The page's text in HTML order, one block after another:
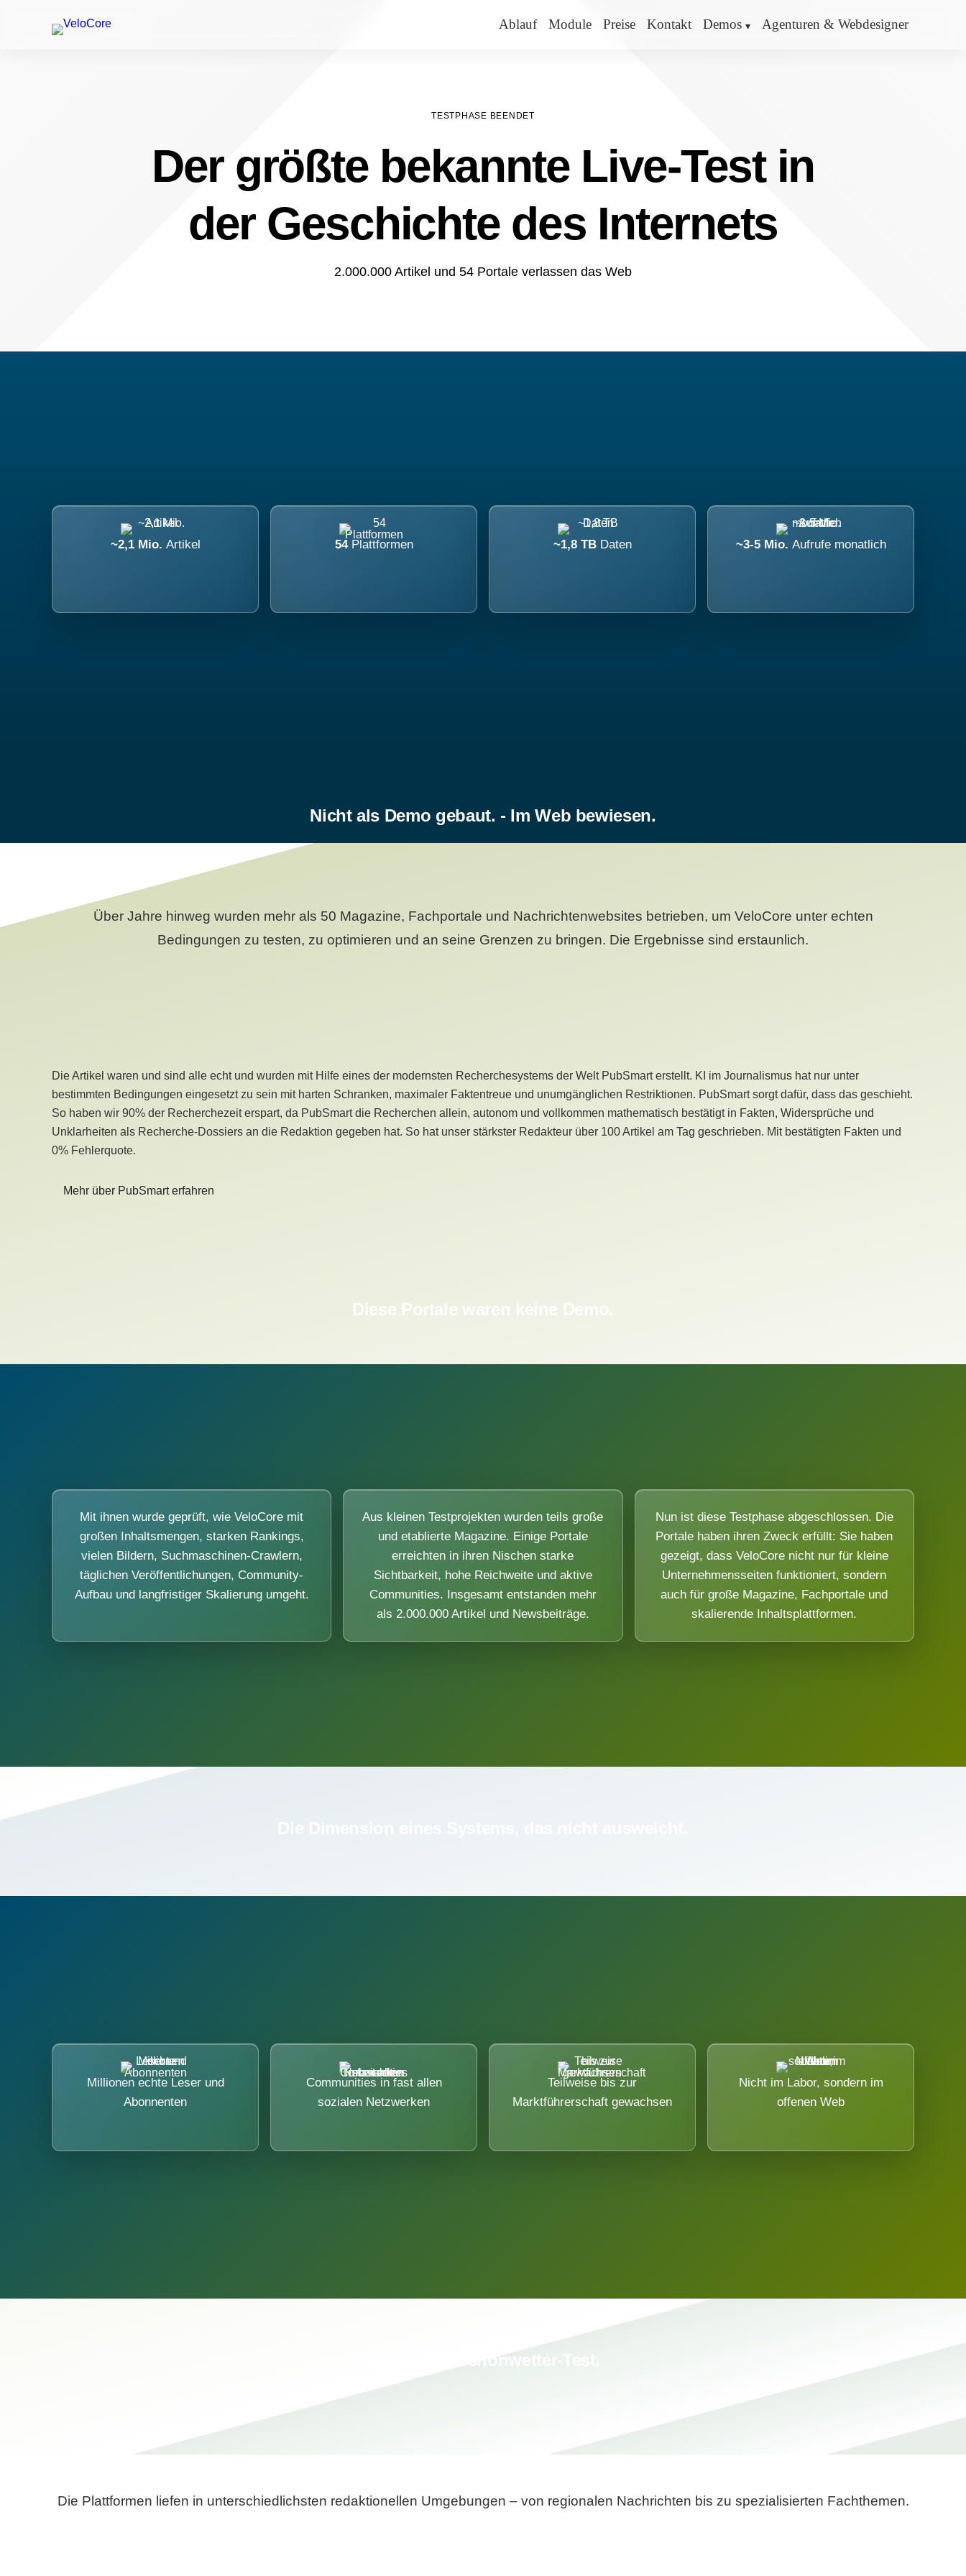
Ablauf Module Preise Kontakt Demos Agenturen & Webdesigner
TESTPHASE BEENDET
Der größte bekannte Live-Test in
der Geschichte des Internets
2.000.000 Artikel und 54 Portale verlassen das Web
~2,1 Mio. Artikel 54 Plattformen ~1,8 TB Daten ~3-5 Mio. Aufrufe monatlich
Nicht als Demo gebaut. - Im Web bewiesen.
Über Jahre hinweg wurden mehr als 50 Magazine, Fachportale und Nachrichtenwebsites betrieben, um VeloCore unter echten
Bedingungen zu testen, zu optimieren und an seine Grenzen zu bringen. Die Ergebnisse sind erstaunlich.
Die Artikel waren und sind alle echt und wurden mit Hilfe eines der modernsten Recherchesystems der Welt PubSmart erstellt. KI im Journalismus hat nur unter
bestimmten Bedingungen eingesetzt zu sein mit harten Schranken, maximaler Faktentreue und unumgänglichen Restriktionen. PubSmart sorgt dafür, dass das geschieht.
So haben wir 90% der Recherchezeit erspart, da PubSmart die Recherchen allein, autonom und vollkommen mathematisch bestätigt in Fakten, Widersprüche und
Unklarheiten als Recherche-Dossiers an die Redaktion gegeben hat. So hat unser stärkster Redakteur über 100 Artikel am Tag geschrieben. Mit bestätigten Fakten und
0% Fehlerquote.
Mehr über PubSmart erfahren
Diese Portale waren keine Demo.
Mit ihnen wurde geprüft, wie VeloCore mit
großen Inhaltsmengen, starken Rankings,
vielen Bildern, Suchmaschinen-Crawlern,
täglichen Veröffentlichungen, Community-
Aufbau und langfristiger Skalierung umgeht.
Aus kleinen Testprojekten wurden teils große
und etablierte Magazine. Einige Portale
erreichten in ihren Nischen starke
Sichtbarkeit, hohe Reichweite und aktive
Communities. Insgesamt entstanden mehr
als 2.000.000 Artikel und Newsbeiträge.
Nun ist diese Testphase abgeschlossen. Die
Portale haben ihren Zweck erfüllt: Sie haben
gezeigt, dass VeloCore nicht nur für kleine
Unternehmensseiten funktioniert, sondern
auch für große Magazine, Fachportale und
skalierende Inhaltsplattformen.
Millionen echte Leser und
Abonnenten
Communities in fast allen
sozialen Netzwerken
Teilweise bis zur
Marktführerschaft gewachsen
Nicht im Labor, sondern im
offenen Web
Die Plattformen liefen in unterschiedlichsten redaktionellen Umgebungen – von regionalen Nachrichten bis zu spezialisierten Fachthemen.